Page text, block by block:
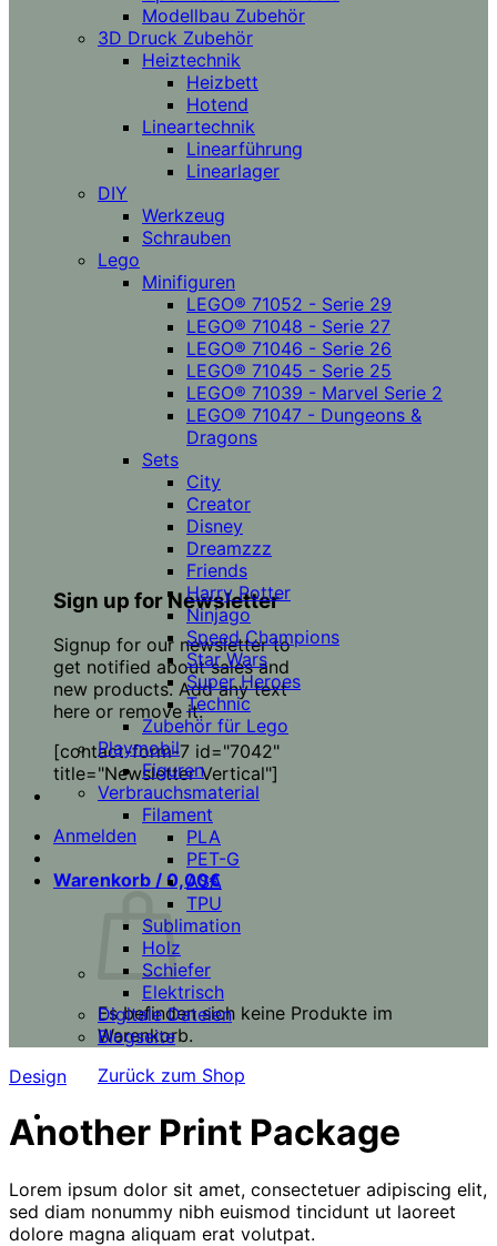
Sign up for Newsletter
Signup for our newsletter to
get notified about sales and
new products. Add any text
here or remove it.
[contact-form-7 id="7042"
title="Newsletter Vertical"]
Anmelden
Warenkorb / 0,00€
Es befinden sich keine Produkte im
Warenkorb.
Zurück zum Shop
Modellbau Zubehör
3D Druck Zubehör
Heiztechnik
Heizbett
Hotend
Lineartechnik
Linearführung
Linearlager
DIY
Werkzeug
Schrauben
Lego
Minifiguren
LEGO® 71052 - Serie 29
LEGO® 71048 - Serie 27
LEGO® 71046 - Serie 26
LEGO® 71045 - Serie 25
LEGO® 71039 - Marvel Serie 2
LEGO® 71047 - Dungeons &
Dragons
Sets
City
Creator
Disney
Dreamzzz
Friends
Harry Potter
Ninjago
Speed Champions
Star Wars
Super Heroes
Technic
Zubehör für Lego
Playmobil
Figuren
Verbrauchsmaterial
Filament
PLA
PET-G
ASA
TPU
Sublimation
Holz
Schiefer
Elektrisch
Digitale Dateien
Blogseite
Design
Another Print Package
Lorem ipsum dolor sit amet, consectetuer adipiscing elit,
sed diam nonummy nibh euismod tincidunt ut laoreet
dolore magna aliquam erat volutpat.